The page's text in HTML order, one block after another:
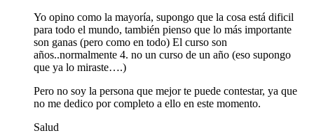
Yo opino como la mayoría, supongo que la cosa está dificil
para todo el mundo, también pienso que lo más importante
son ganas (pero como en todo) El curso son
años..normalmente 4. no un curso de un año (eso supongo
que ya lo miraste….)
Pero no soy la persona que mejor te puede contestar, ya que
no me dedico por completo a ello en este momento.
Salud